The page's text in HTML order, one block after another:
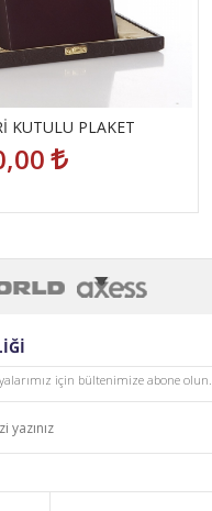
KUTULU PLAKET
için bültenimize abone olun.